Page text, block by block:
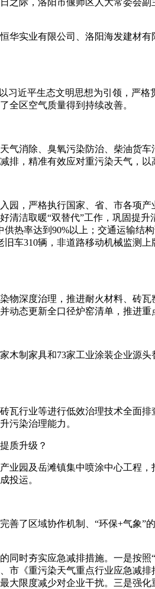
际，洛阳市偃师区人大常委会副
实业有限公司、洛阳海发建材有
近平生态文明思想为引领，严格
全区空气质量得到持续改善。
消除、臭氧污染防治、柴油货车
，精准有效应对重污染天气，
，严格执行国家、省、市各项产
洁取暖“双替代”工作，巩固提
热率达到90%以上；交通运输
车310辆，非道路移动机械监测
深度治理，推进耐火材料、砖瓦
态更新全口径炉窑清单，推进重
制家具和73家工业涂装企业源头
行业等进行低效治理技术全面排
污染治理能力。
质升级？
园及岳滩镇集中喷涂中心工程
投运。
区域协作机制、“环保+气象”
夯实应急减排措施。一是按照
市《重污染天气重点行业应急减
大限度减少对企业干扰。三是强